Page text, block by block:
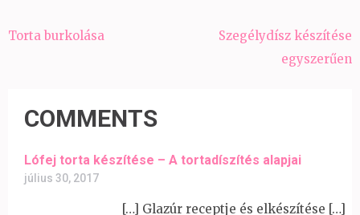
Bejegyzés
Torta burkolása
Szegélydísz készítése
egyszerűen
COMMENTS
Lófej torta készítése – A tortadíszítés alapjai
július 30, 2017
[…] Glazúr receptje és elkészítése […]